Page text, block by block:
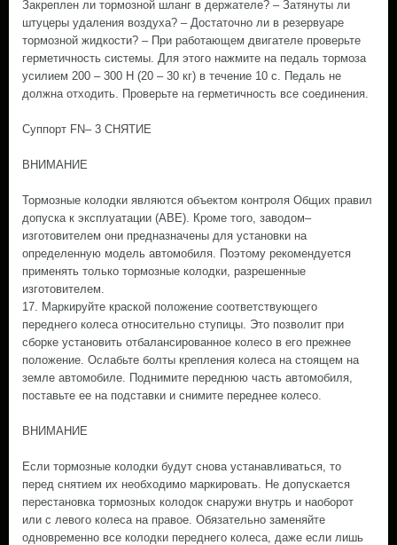
Закреплен ли тормозной шланг в держателе? – Затянуты ли
штуцеры удаления воздуха? – Достаточно ли в резервуаре
тормозной жидкости? – При работающем двигателе проверьте
герметичность системы. Для этого нажмите на педаль тормоза
усилием 200 – 300 Н (20 – 30 кг) в течение 10 с. Педаль не
должна отходить. Проверьте на герметичность все соединения.
Суппорт FN– 3 СНЯТИЕ
ВНИМАНИЕ
Тормозные колодки являются объектом контроля Общих правил
допуска к эксплуатации (ABE). Кроме того, заводом–
изготовителем они предназначены для установки на
определенную модель автомобиля. Поэтому рекомендуется
применять только тормозные колодки, разрешенные
изготовителем.
17. Маркируйте краской положение соответствующего
переднего колеса относительно ступицы. Это позволит при
сборке установить отбалансированное колесо в его прежнее
положение. Ослабьте болты крепления колеса на стоящем на
земле автомобиле. Поднимите переднюю часть автомобиля,
поставьте ее на подставки и снимите переднее колесо.
ВНИМАНИЕ
Если тормозные колодки будут снова устанавливаться, то
перед снятием их необходимо маркировать. Не допускается
перестановка тормозных колодок снаружи внутрь и наоборот
или с левого колеса на правое. Обязательно заменяйте
одновременно все колодки переднего колеса, даже если лишь